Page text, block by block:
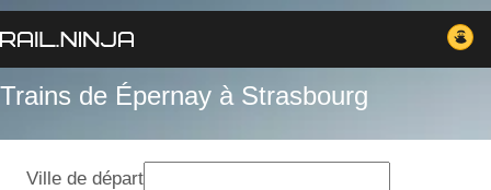
Trains de Épernay à Strasbourg
Ville de départ